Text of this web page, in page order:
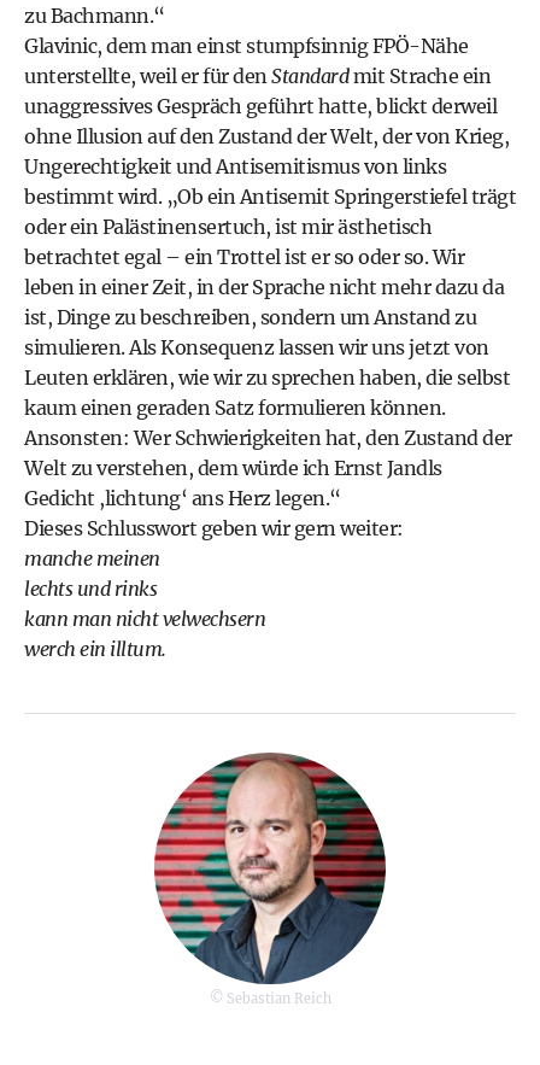
zu Bachmann.“
Glavinic, dem man einst stumpfsinnig FPÖ-Nähe
unterstellte, weil er für denStandardmit Strache ein
unaggressives Gespräch geführt hatte, blickt derweil
ohne Illusion auf den Zustand der Welt, der von Krieg,
Ungerechtigkeit und Antisemitismus von links
bestimmt wird. „Ob ein Antisemit Springerstiefel trägt
oder ein Palästinensertuch, ist mir ästhetisch
betrachtet egal – ein Trottel ist er so oder so. Wir
leben in einer Zeit, in der Sprache nicht mehr dazu da
ist, Dinge zu beschreiben, sondern um Anstand zu
simulieren. Als Konsequenz lassen wir uns jetzt von
Leuten erklären, wie wir zu sprechen haben, die selbst
kaum einen geraden Satz formulieren können.
Ansonsten: Wer Schwierigkeiten hat, den Zustand der
Welt zu verstehen, dem würde ich Ernst Jandls
Gedicht ,lichtung‘ ans Herz legen.“
Dieses Schlusswort geben wir gern weiter:
manche meinen
lechts und rinks
kann man nicht velwechsern
werch ein illtum.
© Sebastian Reich